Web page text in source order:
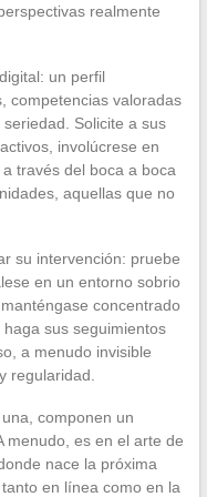
realmente
un perfil
competencias valoradas
Solicite a sus
involúcrese en
través del boca a boca
aquellas que no
su intervención: pruebe
en un entorno sobrio
concentrado
sus seguimientos
a menudo invisible
regularidad.
componen un
menudo, es en el arte de
nace la próxima
en línea como en la